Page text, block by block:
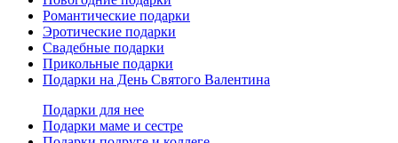
Романтические подарки
Эротические подарки
Свадебные подарки
Прикольные подарки
Подарки на День Святого Валентина
Подарки для нее
Подарки маме и сестре